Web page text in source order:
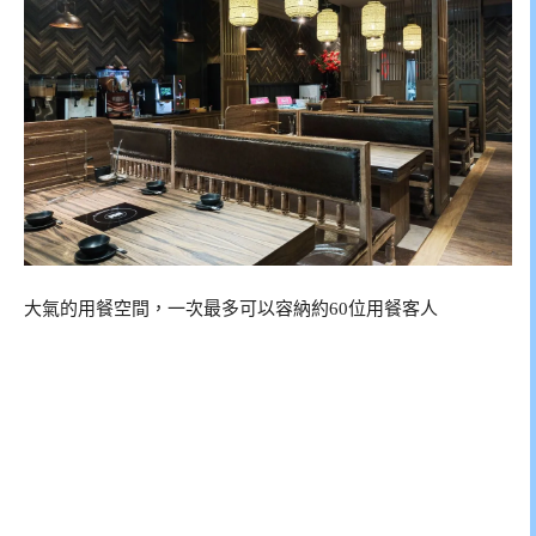
大氣的用餐空間，一次最多可以容納約60位用餐客人